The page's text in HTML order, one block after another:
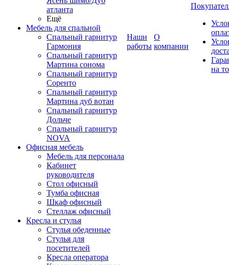
атланта
Ещё
Мебель для спальной
Спальный гарнитур
Гармония
Спальный гарнитур
Мартина сонома
Спальный гарнитур
Соренто
Спальный гарнитур
Мартина дуб вотан
Спальный гарнитур
Дольче
Спальный гарнитур
NOVA
Офисная мебель
Мебель для персонала
Кабинет
руководителя
Стол офисный
Тумба офисная
Шкаф офисный
Стеллаж офисный
Кресла и стулья
Стулья обеденные
Стулья для
посетителей
Кресла оператора
Наши
работы
О
компании
на